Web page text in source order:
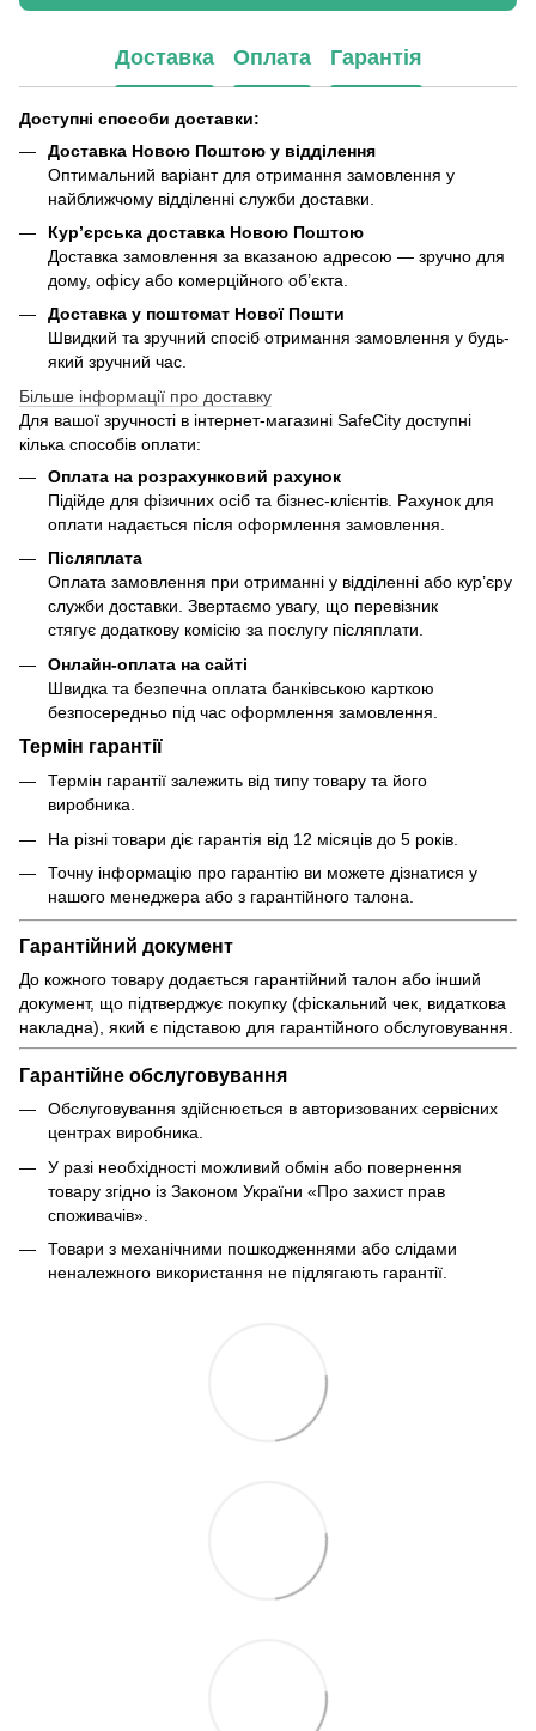
Доставка Оплата Гарантія
Доступні способи доставки:
Доставка Новою Поштою у відділення
Оптимальний варіант для отримання замовлення у
найближчому відділенні служби доставки.
Кур’єрська доставка Новою Поштою
Доставка замовлення за вказаною адресою — зручно для
дому, офісу або комерційного об’єкта.
Доставка у поштомат Нової Пошти
Швидкий та зручний спосіб отримання замовлення у будь-
який зручний час.
Більше інформації про доставку
Для вашої зручності в інтернет-магазині SafeCity доступні
кілька способів оплати:
Оплата на розрахунковий рахунок
Підійде для фізичних осіб та бізнес-клієнтів. Рахунок для
оплати надається після оформлення замовлення.
Післяплата
Оплата замовлення при отриманні у відділенні або кур’єру
служби доставки. Звертаємо увагу, що перевізник
стягує додаткову комісію за послугу післяплати.
Онлайн-оплата на сайті
Швидка та безпечна оплата банківською карткою
безпосередньо під час оформлення замовлення.
Термін гарантії
Термін гарантії залежить від типу товару та його
виробника.
На різні товари діє гарантія від 12 місяців до 5 років.
Точну інформацію про гарантію ви можете дізнатися у
нашого менеджера або з гарантійного талона.
Гарантійний документ
До кожного товару додається гарантійний талон або інший
документ, що підтверджує покупку (фіскальний чек, видаткова
накладна), який є підставою для гарантійного обслуговування.
Гарантійне обслуговування
Обслуговування здійснюється в авторизованих сервісних
центрах виробника.
У разі необхідності можливий обмін або повернення
товару згідно із Законом України «Про захист прав
споживачів».
Товари з механічними пошкодженнями або слідами
неналежного використання не підлягають гарантії.